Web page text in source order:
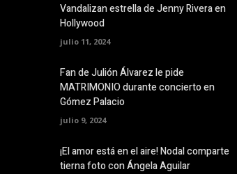
Vandalizan estrella de Jenny Rivera en
Hollywood
julio 11, 2024
Fan de Julión Álvarez le pide
MATRIMONIO durante concierto en
Gómez Palacio
julio 9, 2024
¡El amor está en el aire! Nodal comparte
tierna foto con Ángela Aguilar